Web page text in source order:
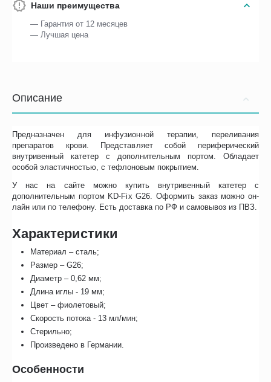
Наши преимущества
— Гарантия от 12 месяцев
— Лучшая цена
Описание
Предназначен для инфузионной терапии, переливания
препаратов крови. Представляет собой периферический
внутривенный катетер с дополнительным портом. Обладает
особой эластичностью, с тефлоновым покрытием.
У нас на сайте можно купить внутривенный катетер с
дополнительным портом KD-Fix G26. Оформить заказ можно он-
лайн или по телефону. Есть доставка по РФ и самовывоз из ПВЗ.
Характеристики
Материал – сталь;
Размер – G26;
Диаметр – 0,62 мм;
Длина иглы - 19 мм;
Цвет – фиолетовый;
Скорость потока - 13 мл/мин;
Стерильно;
Произведено в Германии.
Особенности